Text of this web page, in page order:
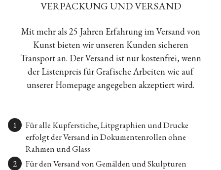
VERPACKUNG UND VERSAND
Mit mehr als 25 Jahren Erfahrung im Versand von
Kunst bieten wir unseren Kunden sicheren
Transport an. Der Versand ist nur kostenfrei, wenn
der Listenpreis für Grafische Arbeiten wie auf
unserer Homepage angegeben akzeptiert wird.
Für alle Kupferstiche, Litpgraphien und Drucke
erfolgt der Versand in Dokumentenrollen ohne
Rahmen und Glass
Für den Versand von Gemälden und Skulpturen